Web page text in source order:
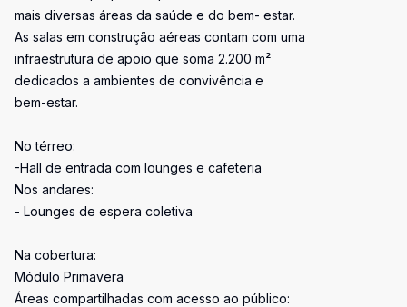
mais diversas áreas da saúde e do bem- estar.
As salas em construção aéreas contam com uma
infraestrutura de apoio que soma 2.200 m²
dedicados a ambientes de convivência e
bem-estar.
No térreo:
-Hall de entrada com lounges e cafeteria
Nos andares:
- Lounges de espera coletiva
Na cobertura:
Módulo Primavera
Áreas compartilhadas com acesso ao público: